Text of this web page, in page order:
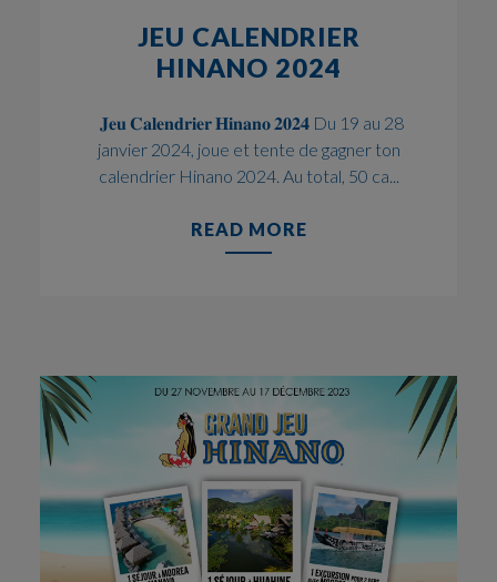
JEU CALENDRIER
HINANO 2024
𝐉𝐞𝐮 𝐂𝐚𝐥𝐞𝐧𝐝𝐫𝐢𝐞𝐫 𝐇𝐢𝐧𝐚𝐧𝐨 𝟐𝟎𝟐𝟒 Du 19 au 28
janvier 2024, joue et tente de gagner ton
calendrier Hinano 2024. Au total, 50 ca...
READ MORE